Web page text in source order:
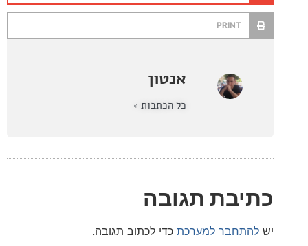
אנטון
תגובה
למערכתכדי לכתוב תגובה.